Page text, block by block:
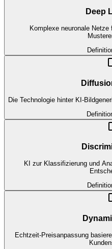
Deep
Komplexe neuronale
Die Technologie hinter KI-
KI zur Klassifizierung und
Echtzeit-Preisanpassung